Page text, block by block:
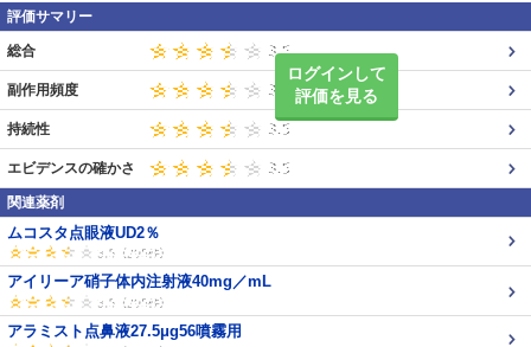
評価サマリー
ログインして
評価を見る
総合
副作用頻度
持続性
エビデンスの確かさ
関連薬剤
ムコスタ点眼液UD2％
アイリーア硝子体内注射液40mg／mL
アラミスト点鼻液27.5μg56噴霧用